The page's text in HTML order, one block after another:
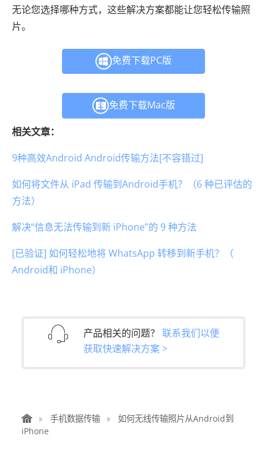
无论您选择哪种方式，这些解决方案都能让您轻松传输照
片。
免费下载PC版
免费下载Mac版
相关文章：
9种高效Android Android传输方法[不容错过]
如何将文件从 iPad 传输到Android手机？（6 种已评估的
方法）
解决“信息无法传输到新 iPhone”的 9 种方法
[已验证] 如何轻松地将 WhatsApp 转移到新手机？（
Android和 iPhone）
产品相关的问题？ 联系我们以便
获取快速解决方案 >
手机数据传输
如何无线传输照片从Android到
iPhone